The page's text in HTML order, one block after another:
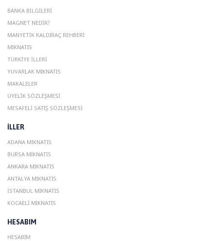
BANKA BILGILERI
MAGNET NEDIR?
MANYETIK KALDIRAÇ REHBERI
MIKNATIS
TÜRKIYE İLLERI
YUVARLAK MIKNATIS
MAKALELER
ÜYELIK SÖZLEŞMESI
MESAFELI SATIŞ SÖZLEŞMESI
ILLER
ADANA MIKNATIS
BURSA MIKNATIS
ANKARA MIKNATIS
ANTALYA MIKNATIS
ISTANBUL MIKNATIS
KOCAELI MIKNATIS
HESABIM
HESABIM